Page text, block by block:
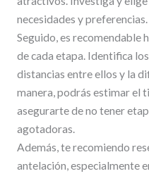
necesidades y preferencias.
Seguido, es recomendable
de cada etapa. Identifica
distancias entre ellos y la
manera, podrás estimar el
asegurarte de no tener
agotadoras.
Además, te recomiendo
antelación, especialmente